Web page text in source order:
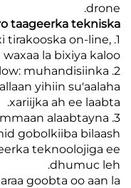
drone.
taageerka tekniska
tirakooska on-line,
la bixiya kaloo.
muhandisiinka
yihiin su'aalaha
xariijka ah ee laabta.
alaabtayna
gobolkiiba bilaash
teknoolojiga ee
dhumuc leh.
goobta oo aan la